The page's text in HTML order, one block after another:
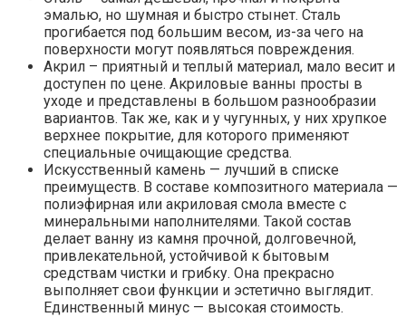
эмалью, но шумная и быстро стынет. Сталь
прогибается под большим весом, из-за чего на
поверхности могут появляться повреждения.
Акрил – приятный и теплый материал, мало весит и
доступен по цене. Акриловые ванны просты в
уходе и представлены в большом разнообразии
вариантов. Так же, как и у чугунных, у них хрупкое
верхнее покрытие, для которого применяют
специальные очищающие средства.
Искусственный камень — лучший в списке
преимуществ. В составе композитного материала —
полиэфирная или акриловая смола вместе с
минеральными наполнителями. Такой состав
делает ванну из камня прочной, долговечной,
привлекательной, устойчивой к бытовым
средствам чистки и грибку. Она прекрасно
выполняет свои функции и эстетично выглядит.
Единственный минус — высокая стоимость.